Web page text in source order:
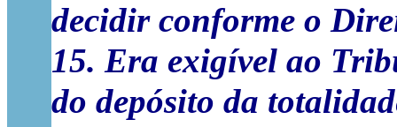
decidir conforme o
15. Era exigível ao
do depósito da